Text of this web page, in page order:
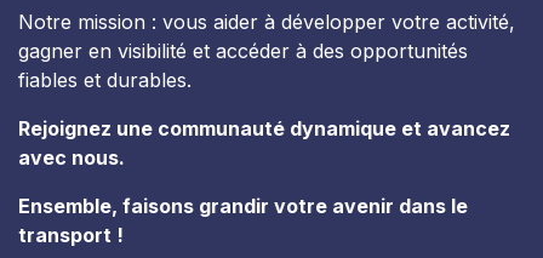
Notre mission : vous aider à développer votre activité,
gagner en visibilité et accéder à des opportunités
fiables et durables.
Rejoignez une communauté dynamique et avancez
avec nous.
Ensemble, faisons grandir votre avenir dans le
transport !